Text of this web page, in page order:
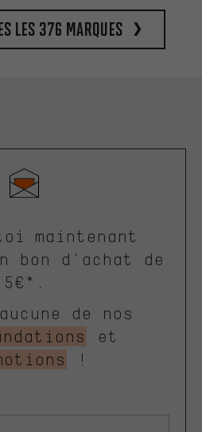
les 376 marques
maintenant
bon d'achat de
5€*.
de nos
et
!